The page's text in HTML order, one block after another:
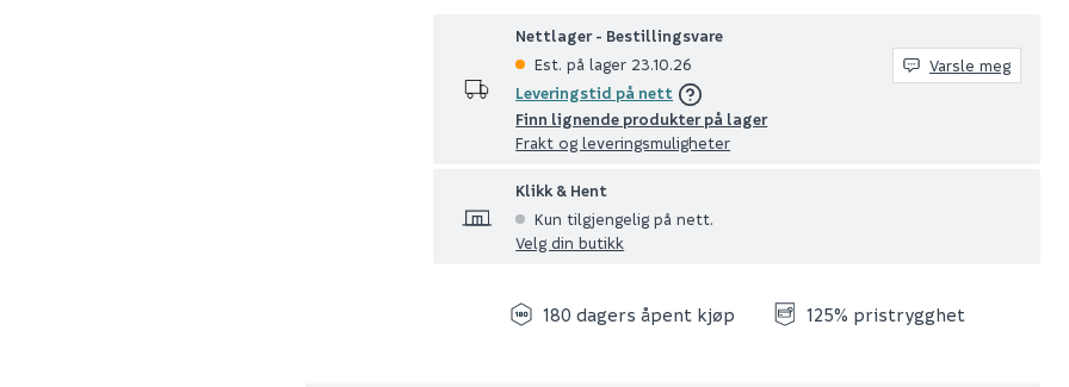
Nettlager - Bestillingsvare
Est. på lager 23.10.26
Leveringstid på nett
Finn lignende produkter på lager
Frakt og leveringsmuligheter
Varsle meg
Klikk & Hent
Kun tilgjengelig på nett.
Velg din butikk
180 dagers åpent kjøp 125% pristrygghet